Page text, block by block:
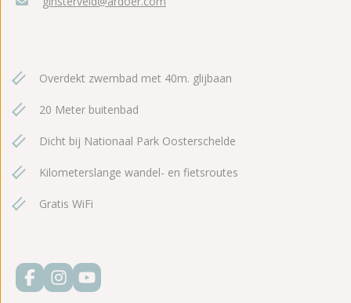
Overdekt zwembad met 40m. glijbaan
20 Meter buitenbad
Dicht bij Nationaal Park Oosterschelde
Kilometerslange wandel- en fietsroutes
Gratis WiFi